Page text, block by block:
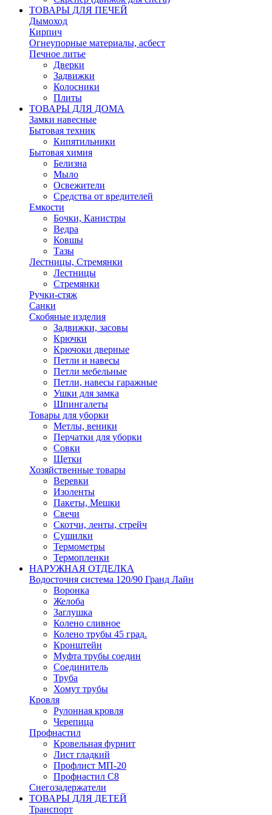
ТОВАРЫ ДЛЯ ПЕЧЕЙ
Дымоход
Кирпич
Огнеупорные материалы, асбест
Печное литье
Дверки
Задвижки
Колосники
Плиты
ТОВАРЫ ДЛЯ ДОМА
Замки навесные
Бытовая техник
Кипятильники
Бытовая химия
Белизна
Мыло
Освежители
Средства от вредителей
Емкости
Бочки, Канистры
Ведра
Ковшы
Тазы
Лестницы, Стремянки
Лестницы
Стремянки
Ручки-стяж
Санки
Скобяные изделия
Задвижки, засовы
Крючки
Крючоки дверные
Петли и навесы
Петли мебельные
Петли, навесы гаражные
Ушки для замка
Шпингалеты
Товары для уборки
Метлы, веники
Перчатки для уборки
Совки
Щетки
Хозяйственные товары
Веревки
Изоленты
Пакеты, Мешки
Свечи
Скотчи, ленты, стрейч
Сушилки
Термометры
Термопленки
НАРУЖНАЯ ОТДЕЛКА
Водосточня система 120/90 Гранд Лайн
Воронка
Желоба
Заглушка
Колено сливное
Колено трубы 45 град.
Кронштейн
Муфта трубы соедин
Соединитель
Труба
Хомут трубы
Кровля
Рулонная кровля
Черепица
Профнастил
Кровельная фурнит
Лист гладкий
Профлист МП-20
Профнастил С8
Снегозадержатели
ТОВАРЫ ДЛЯ ДЕТЕЙ
Транспорт